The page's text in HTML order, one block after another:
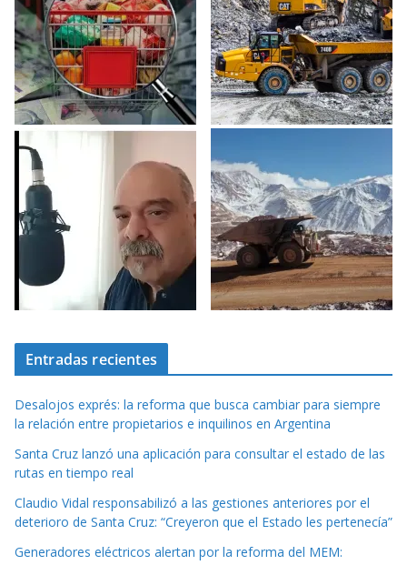
Entradas recientes
Desalojos exprés: la reforma que busca cambiar para siempre
la relación entre propietarios e inquilinos en Argentina
Santa Cruz lanzó una aplicación para consultar el estado de las
rutas en tiempo real
Claudio Vidal responsabilizó a las gestiones anteriores por el
deterioro de Santa Cruz: “Creyeron que el Estado les pertenecía”
Generadores eléctricos alertan por la reforma del MEM: